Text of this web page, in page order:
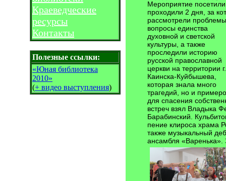
Краеведческие
ресурсы
Контакты
Полезные ссылки:
«Юная библиотека
2010»
(+ видео выступления)
Мероприятие
проходили 2 дня, за
рассмотрели
вопросы единства
духовной и светской
культуры, а также
проследили историю
русской православной
церкви на территории г.
Каинска-Куйбышева,
которая знала много
трагедий, но и
для спасения
встреч взял Владыка
Барабинский.
пение клироса храма
также музыкальный
ансамбля «Варенька».